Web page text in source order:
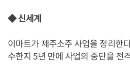
◆ 신세계
이마트가 제주소주 사업을 정리한
수한지 5년 만에 사업의 중단을 전